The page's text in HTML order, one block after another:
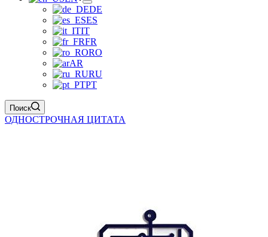
DE
ES
IT
FR
RO
AR
RU
PT
Поиск
ОДНОСТРОЧНАЯ ЦИТАТА